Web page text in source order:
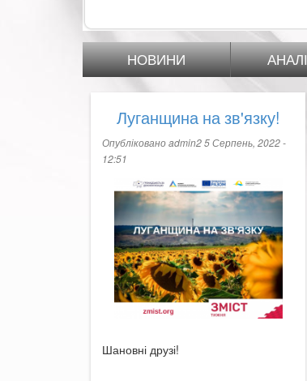
НОВИНИ
Луганщина на зв'язку!
Опублікованоadmin25 Серпень, 2022 -
12:51
Шановні друзі!